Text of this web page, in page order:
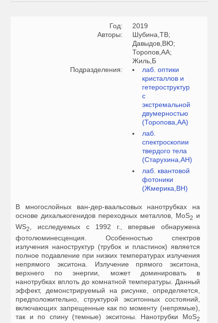
Год:
2019
Авторы:
Шубина,ТВ;
Давыдов,ВЮ;
Торопов,АА;
Жиль,Б
Подразделения:
лаб. оптики
кристаллов и
гетероструктур
с
экстремальной
двумерностью
(Торопова,АА)
лаб.
спектроскопии
твердого тела
(Старухина,АН)
лаб. квантовой
фотоники
(Жмерика,ВН)
В многослойных ван-дер-ваальсовых нанотрубках на
основе дихалькогенидов переходных металлов, MoS2
и
WS2
, исследуемых с 1992 г., впервые обнаружена
фотолюминесценция. Особенностью спектров
излучения наноструктур (трубок и пластинок) является
полное подавление при низких температурах излучения
непрямого экситона. Излучение прямого экситона,
верхнего по энергии, может доминировать в
нанотрубках вплоть до комнатной температуры. Данный
эффект, демонстрируемый на рисунке, определяется,
предположительно, структурой экситонных состояний,
включающих запрещенные как по моменту (непрямые),
так и по спину (темные) экситоны. Нанотрубки MoS2